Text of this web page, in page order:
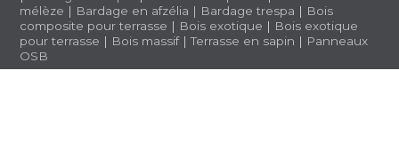
mélèze | Bardage en afzélia | Bardage trespa | Bois
composite pour terrasse | Bois exotique | Bois exotique
pour terrasse | Bois massif|Terrasse en sapin | Panneaux
OSB